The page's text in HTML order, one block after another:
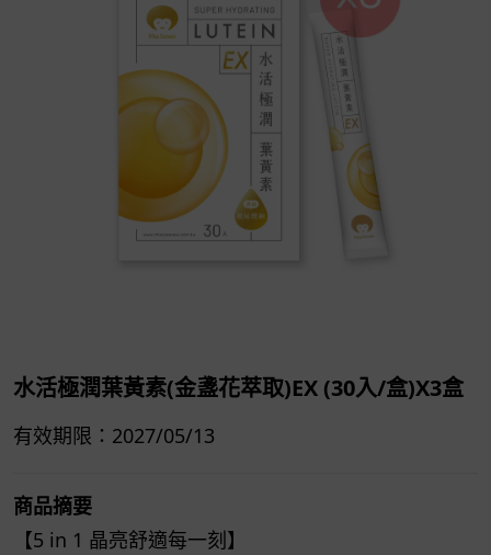
水活極潤葉黃素(金盞花萃取)EX (30入/盒)X3盒
有效期限：2027/05/13
商品摘要
【5 in 1 晶亮舒適每一刻】